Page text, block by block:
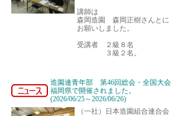
講師は
森岡造園 森岡正樹さんとに
お願いしました。
受講者 ２級８名
３級２名。
造園連青年部 第46回総会・全国大会
福岡県で開催されました。
(2026/06/25～2026/06/26)
（一社）日本造園組合連合会